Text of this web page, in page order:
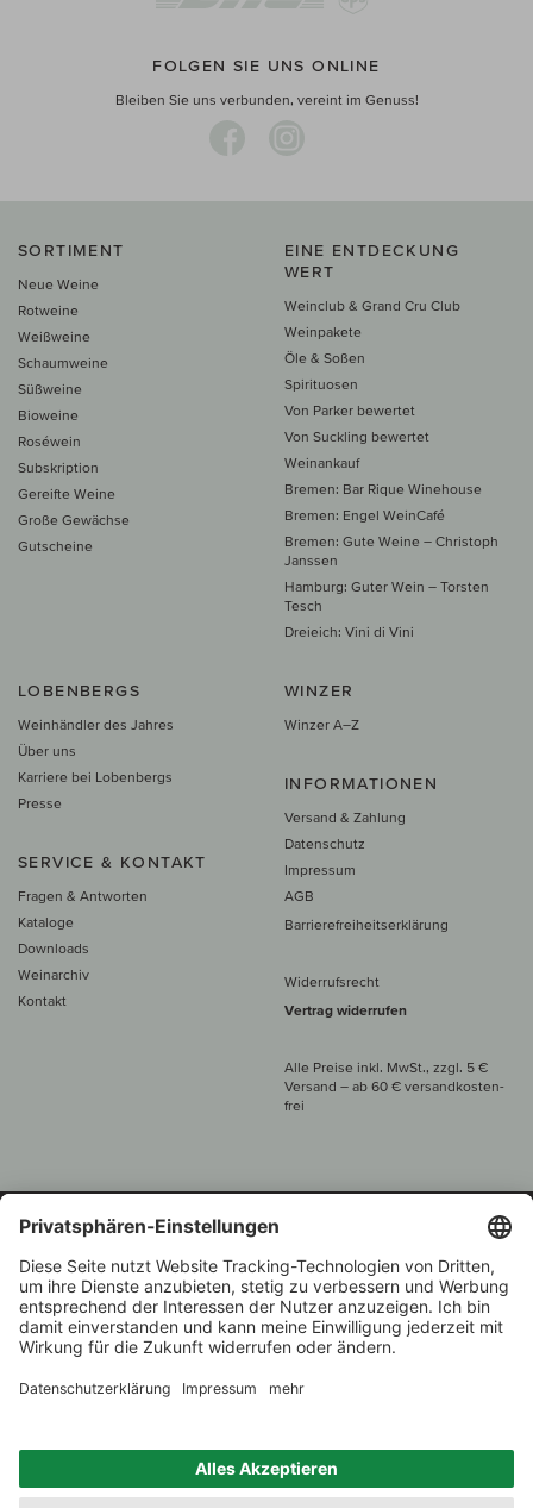
FOLGEN SIE UNS ONLINE
Bleiben Sie uns verbunden, vereint im Genuss!
SORTIMENT
Neue Weine
Rotweine
Weißweine
Schaumweine
Süßweine
Bioweine
Roséwein
Subskription
Gereifte Weine
Große Gewächse
Gutscheine
EINE ENTDECKUNG
WERT
Weinclub & Grand Cru Club
Weinpakete
Öle & Soßen
Spirituosen
Von Parker bewertet
Von Suckling bewertet
Weinankauf
Bremen: Bar Rique Winehouse
Bremen: Engel WeinCafé
Bremen: Gute Weine – Christoph
Janssen
Hamburg: Guter Wein – Torsten
Tesch
Dreieich: Vini di Vini
LOBENBERGS
Weinhändler des Jahres
Über uns
Karriere bei Lobenbergs
Presse
SERVICE & KONTAKT
Fragen & Antworten
Kataloge
Downloads
Weinarchiv
Kontakt
WINZER
Winzer A–Z
INFORMATIONEN
Versand & Zahlung
Datenschutz
Impressum
AGB
Barrierefreiheitserklärung
Widerrufsrecht
Vertrag widerrufen
Alle Preise inkl. MwSt., zzgl. 5 €
Versand – ab 60 € versand­kosten­
frei
Beratung unter
+49 421 696 797-0
1.000 Winzer –
Über 7.000 Weine
Weinhändler
des Jahres 2022